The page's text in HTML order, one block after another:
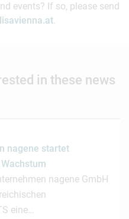
events? If so, please send
.
in these news
nagene startet
nagene GmbH
eine…